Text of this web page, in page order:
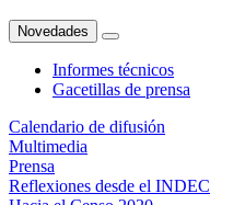
Novedades
Informes técnicos
Gacetillas de prensa
Calendario de difusión
Multimedia
Prensa
Reflexiones desde el INDEC